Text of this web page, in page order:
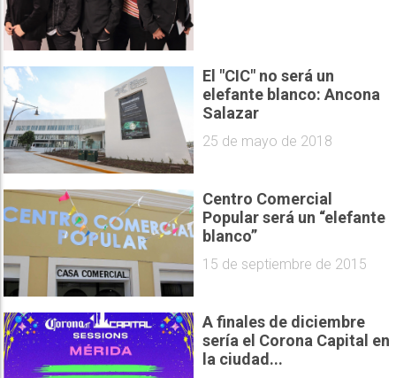
El "CIC" no será un
elefante blanco: Ancona
Salazar
25 de mayo de 2018
Centro Comercial
Popular será un “elefante
blanco”
15 de septiembre de 2015
A finales de diciembre
sería el Corona Capital en
la ciudad...